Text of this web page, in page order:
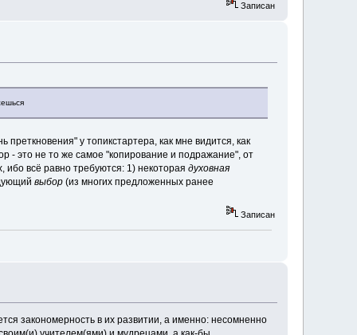
Записан
преткновения" у топикстартера, как мне видится, как
- это не то же самое "копирование и подражание", от
всё равно требуются: 1) некоторая духовная
выбор(из многих предложенных ранее
Записан
закономерность в их развитии, а именно: несомненно